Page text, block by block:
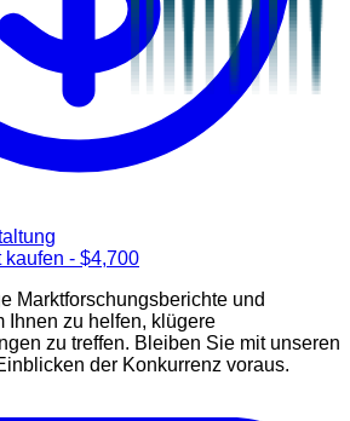
kaufen - $4,700
Marktforschungsberichte und
Ihnen zu helfen, klügere
zu treffen. Bleiben Sie mit unseren
der Konkurrenz voraus.